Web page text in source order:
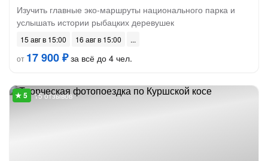
Изучить главные эко-маршруты национального парка и
услышать истории рыбацких деревушек
15 авг в 15:00
16 авг в 15:00
от 17 900 ₽за всё до 4 чел.
15 отзывов